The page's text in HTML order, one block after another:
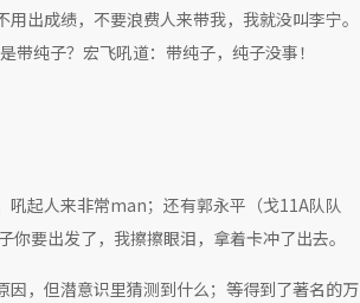
出成绩，不要浪费人来带我，我就没叫李宁。
纯子？宏飞吼道：带纯子，纯子没事！
吼起人来非常man；还有郭永平（戈11A队队
要出发了，我擦擦眼泪，拿着卡冲了出去。
，但潜意识里猜测到什么；等得到了著名的万